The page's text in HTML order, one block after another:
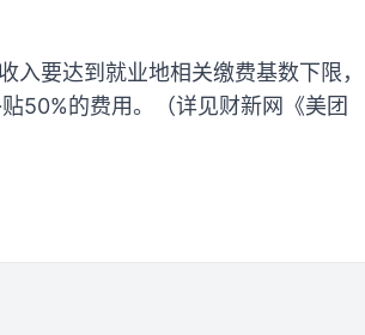
要达到就业地相关缴费基数下限，
50%的费用。（详见财新网《美团